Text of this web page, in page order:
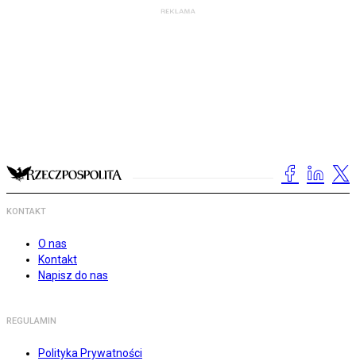
KONTAKT
O nas
Kontakt
Napisz do nas
REGULAMIN
Polityka Prywatności